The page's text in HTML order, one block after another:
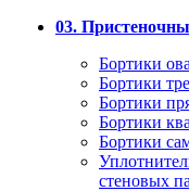
03.
Бортики
Бортики
Бортики
Бортики
Бортики
стеновых